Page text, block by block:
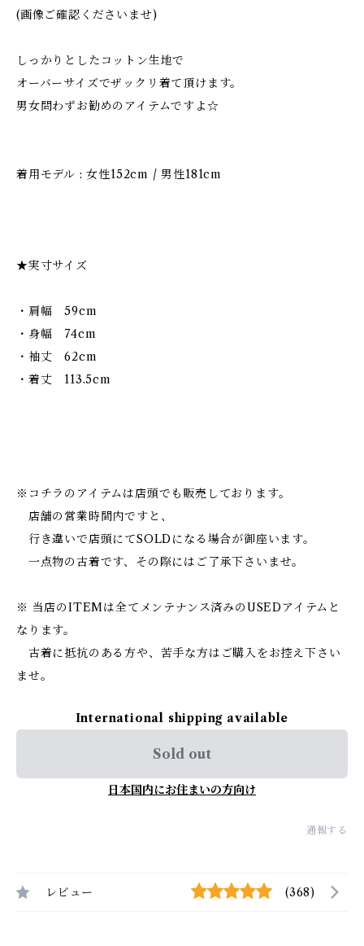
(画像ご確認くださいませ)
しっかりとしたコットン生地で
オーバーサイズでザックリ着て頂けます。
男女問わずお勧めのアイテムですよ☆
着用モデル : 女性152cm / 男性181cm
★実寸サイズ
・肩幅 59cm
・身幅 74cm
・袖丈 62cm
・着丈 113.5cm
※コチラのアイテムは店頭でも販売しております。
店舗の営業時間内ですと、
行き違いで店頭にてSOLDになる場合が御座います。
一点物の古着です、その際にはご了承下さいませ。
※ 当店のITEMは全てメンテナンス済みのUSEDアイテムと
なります。
古着に抵抗のある方や、苦手な方はご購入をお控え下さい
ませ。
International shipping available
Sold out
日本国内にお住まいの方向け
通報する
レビュー (368)